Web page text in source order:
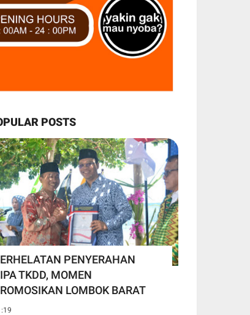
POSTS
PENYERAHAN
TKDD, MOMEN
LOMBOK BARAT